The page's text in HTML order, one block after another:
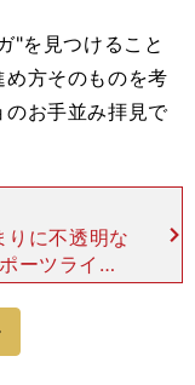
"を見つけること
方そのものを考
のお手並み拝見で
りに不透明な
ーツライタ
ことが大きな
阪は、ミゲ